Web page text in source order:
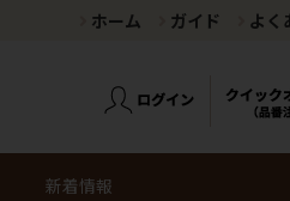
ホーム ガイド よく
新着情報